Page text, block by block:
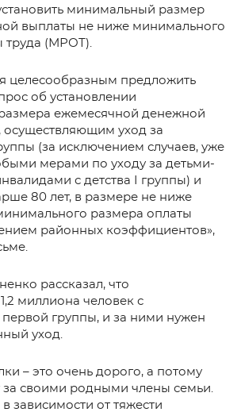
минимальный размер
выплаты не ниже минимального
труда (МРОТ).
целесообразным предложить
об установлении
ежемесячной денежной
осуществляющим уход за
(за исключением случаев, уже
мерами по уходу за детьми-
с детства I группы) и
80 лет, в размере не ниже
размера оплаты
районных коэффициентов»,
рассказал, что
миллиона человек с
группы, и за ними нужен
уход.
– это очень дорого, а потому
за своими родными члены семьи.
зависимости от тяжести